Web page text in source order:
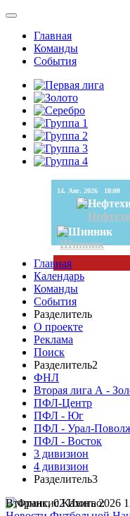
Главная
Команды
События
14. Авг. 2026 18:00
Шинник
Главная
Календарь
Команды
События
Разделитель
О проекте
Реклама
Поиск
Разделитель2
ФНЛ
Вторая лига А -
ПФЛ-Центр
ПФЛ - Юг
ПФЛ - Урал-
ПФЛ - Восток
3 дивизион
4 дивизион
Разделитель3
Вторник, 02 Июнь 2026